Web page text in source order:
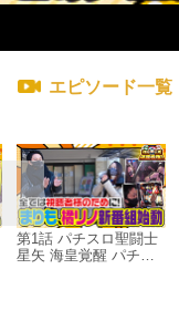
エピソード一覧
第1話 パチスロ聖闘士
星矢 海皇覚醒 パチス